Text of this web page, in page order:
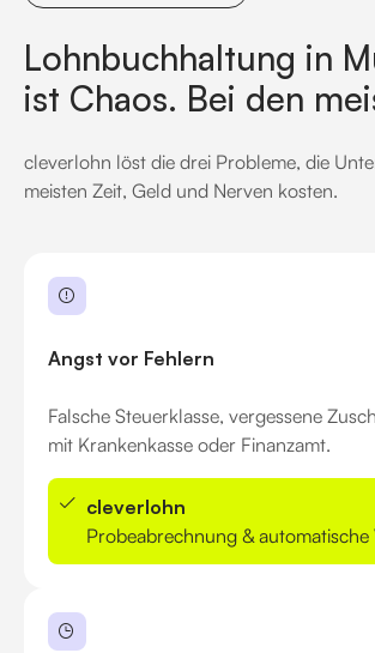
Lohnbuchhaltung in
ist Chaos. Bei den
cleverlohn löst die drei Probleme, die
meisten Zeit, Geld und Nerven kosten.
Angst vor Fehlern
Falsche Steuerklasse, vergessene
mit Krankenkasse oder Finanzamt.
cleverlohn
Probeabrechnung & automatische